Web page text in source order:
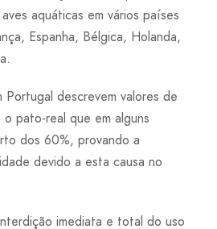
aquáticas em vários países
Espanha, Bélgica, Holanda,
descrevem valores de
pato-real que em alguns
dos 60%, provando a
devido a esta causa no
imediata e total do uso